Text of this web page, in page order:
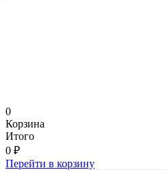
0
Корзина
Итого
0 ₽
Перейти в корзину